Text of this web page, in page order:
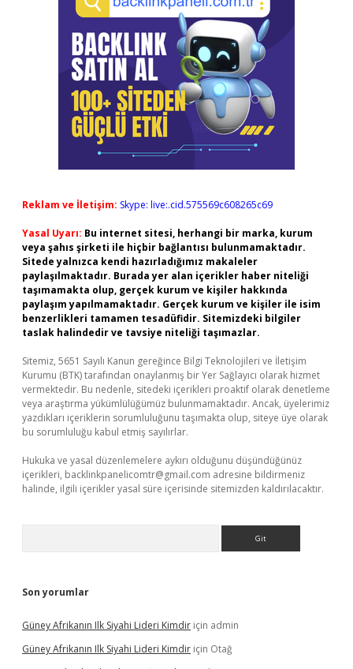
Reklam ve İletişim: Skype: live:.cid.575569c608265c69
Yasal Uyarı: Bu internet sitesi, herhangi bir marka, kurum
veya şahıs şirketi ile hiçbir bağlantısı bulunmamaktadır.
Sitede yalnızca kendi hazırladığımız makaleler
paylaşılmaktadır. Burada yer alan içerikler haber niteliği
taşımamakta olup, gerçek kurum ve kişiler hakkında
paylaşım yapılmamaktadır. Gerçek kurum ve kişiler ile isim
benzerlikleri tamamen tesadüfidir. Sitemizdeki bilgiler
taslak halindedir ve tavsiye niteliği taşımazlar.
Sitemiz, 5651 Sayılı Kanun gereğince Bilgi Teknolojileri ve İletişim
Kurumu (BTK) tarafından onaylanmış bir Yer Sağlayıcı olarak hizmet
vermektedir. Bu nedenle, sitedeki içerikleri proaktif olarak denetleme
veya araştırma yükümlülüğümüz bulunmamaktadır. Ancak, üyelerimiz
yazdıkları içeriklerin sorumluluğunu taşımakta olup, siteye üye olarak
bu sorumluluğu kabul etmiş sayılırlar.
Hukuka ve yasal düzenlemelere aykırı olduğunu düşündüğünüz
içerikleri, backlinkpanelicomtr@gmail.com adresine bildirmeniz
halinde, ilgili içerikler yasal süre içerisinde sitemizden kaldırılacaktır.
Son yorumlar
Güney Afrikanın Ilk Siyahi Lideri Kimdir için admin
Güney Afrikanın Ilk Siyahi Lideri Kimdir için Otağ